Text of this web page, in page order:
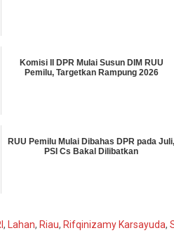
Komisi II DPR Mulai Susun DIM RUU
Pemilu, Targetkan Rampung 2026
RUU Pemilu Mulai Dibahas DPR pada Juli,
PSI Cs Bakal Dilibatkan
, Lahan, Riau, Rifqinizamy Karsayuda,